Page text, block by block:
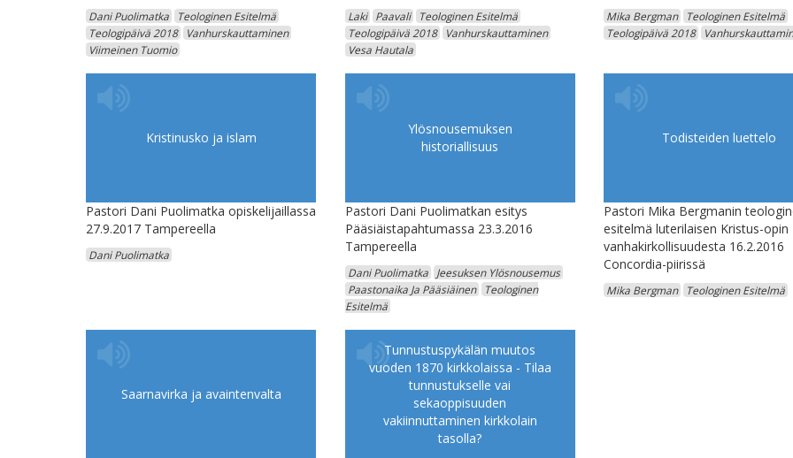
Dani Puolimatka
Teologinen Esitelmä
Teologipäivä 2018
Vanhurskauttaminen
Viimeinen Tuomio
Laki Paavali
Teologinen Esitelmä
Teologipäivä 2018
Vanhurskauttaminen
Vesa Hautala
Mika Bergman
Teologinen Esitelmä
Teologipäivä 2018
Kristinusko ja islam
Pastori Dani Puolimatka opiskelijaillassa
27.9.2017 Tampereella
Dani Puolimatka
Ylösnousemuksen
historiallisuus
Pastori Dani Puolimatkan esitys
Pääsiäistapahtumassa 23.3.2016
Tampereella
Dani Puolimatka
Jeesuksen Ylösnousemus
Paastonaika Ja Pääsiäinen
Teologinen
Esitelmä
Todisteiden luettelo
Pastori Mika Bergmanin
esitelmä luterilaisen Kristus-opin
vanhakirkollisuudesta 16.2.2016
Concordia-piirissä
Mika Bergman Teologinen Esitelmä
Saarnavirka ja avaintenvalta
Tunnustuspykälän muutos
vuoden 1870 kirkkolaissa - Tilaa
tunnustukselle vai
sekaoppisuuden
vakiinnuttaminen kirkkolain
tasolla?